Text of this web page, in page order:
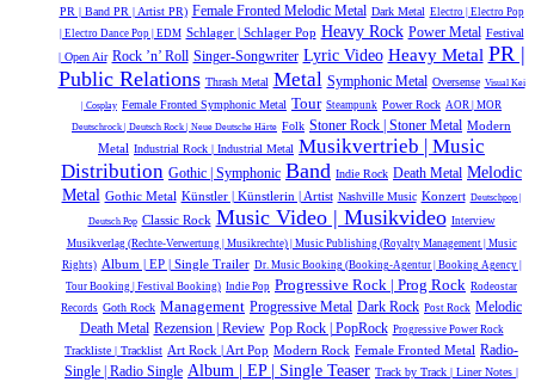
PR | Band PR | Artist PR) Female Fronted Melodic Metal Dark Metal Electro | Electro Pop
| Electro Dance Pop | EDM Schlager | Schlager Pop Heavy Rock Power Metal Festival
| Open Air Rock ’n’ Roll Singer-Songwriter Lyric Video Heavy Metal PR |
Public Relations Thrash Metal Metal Symphonic Metal Oversense Visual Kei
| Cosplay Female Fronted Symphonic Metal Tour Steampunk Power Rock AOR | MOR
Deutschrock | Deutsch Rock | Neue Deutsche Härte Folk Stoner Rock | Stoner Metal Modern
Metal Industrial Rock | Industrial Metal Musikvertrieb | Music
Distribution Gothic | Symphonic Band Indie Rock Death Metal Melodic
Metal Gothic Metal Künstler | Künstlerin | Artist Nashville Music Konzert Deutschpop |
Deutsch Pop Classic Rock Music Video | Musikvideo Interview
Musikverlag (Rechte-Verwertung | Musikrechte) | Music Publishing (Royalty Management | Music
Rights) Album | EP | Single Trailer Dr. Music Booking (Booking-Agentur | Booking Agency |
Tour Booking | Festival Booking) Indie Pop Progressive Rock | Prog Rock Rodeostar
Records Goth Rock Management Progressive Metal Dark Rock Post Rock Melodic
Death Metal Rezension | Review Pop Rock | PopRock Progressive Power Rock
Trackliste | Tracklist Art Rock | Art Pop Modern Rock Female Fronted Metal Radio-
Single | Radio Single Album | EP | Single Teaser Track by Track | Liner Notes |